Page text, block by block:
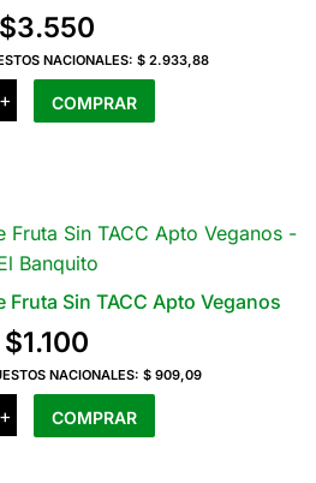
$3.550
NACIONALES: $ 2.933,88
+ COMPRAR
Sin TACC Apto Veganos
$1.100
NACIONALES: $ 909,09
+ COMPRAR